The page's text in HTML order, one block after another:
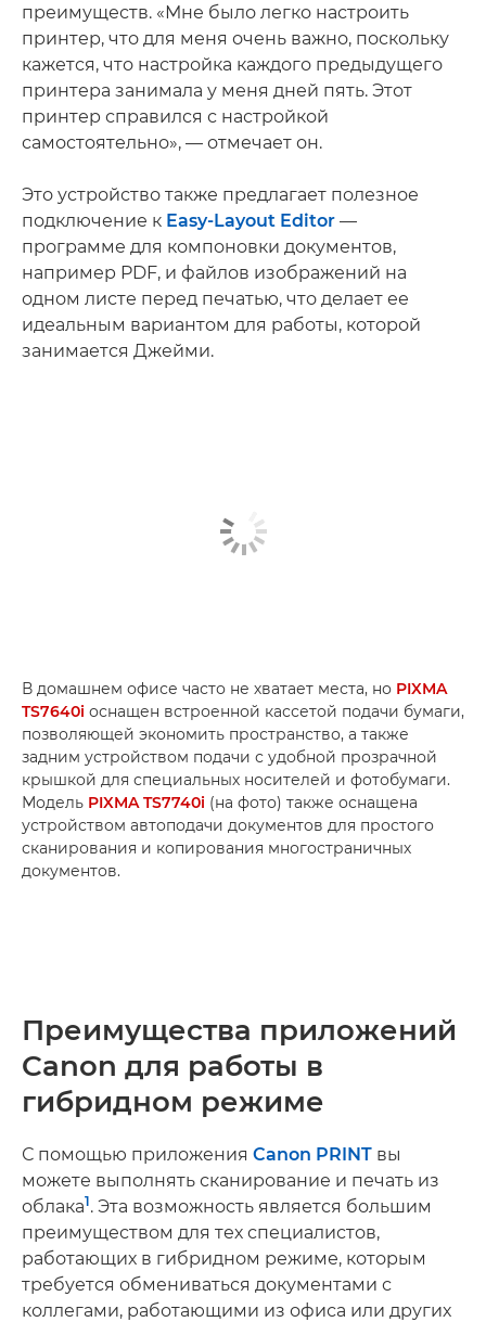
преимуществ. «Мне было легко настроить
принтер, что для меня очень важно, поскольку
кажется, что настройка каждого предыдущего
принтера занимала у меня дней пять. Этот
принтер справился с настройкой
самостоятельно», — отмечает он.
Это устройство также предлагает полезное
подключение к Easy-Layout Editor —
программе для компоновки документов,
например PDF, и файлов изображений на
одном листе перед печатью, что делает ее
идеальным вариантом для работы, которой
занимается Джейми.
В домашнем офисе часто не хватает места, но PIXMA
TS7640i оснащен встроенной кассетой подачи бумаги,
позволяющей экономить пространство, а также
задним устройством подачи с удобной прозрачной
крышкой для специальных носителей и фотобумаги.
Модель PIXMA TS7740i (на фото) также оснащена
устройством автоподачи документов для простого
сканирования и копирования многостраничных
документов.
Преимущества приложений
Canon для работы в
гибридном режиме
С помощью приложения Canon PRINT вы
можете выполнять сканирование и печать из
облака1. Эта возможность является большим
преимуществом для тех специалистов,
работающих в гибридном режиме, которым
требуется обмениваться документами с
коллегами, работающими из офиса или других